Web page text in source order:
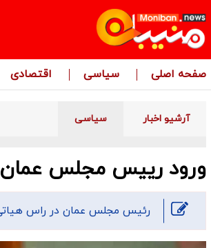
صفحه اصلی سیاسی اقتصادی
آرشیو اخبار سیاسی
ورود رییس مجلس عمان
رئیس مجلس عمان در راس هیاتی